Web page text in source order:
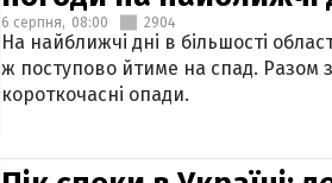
6 серпня, 08:00 2904
На найближчі дні в більшості
ж поступово йтиме на спад. Разом
короткочасні опади.